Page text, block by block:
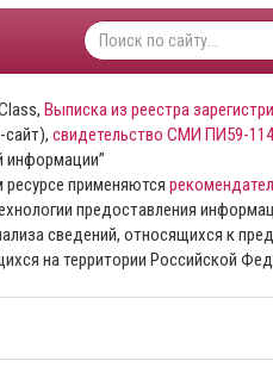
Выписка из реестра
сайт), свидетельство СМИ ПИ59-
информации”
применяются
предоставления
сведений, относящихся к
на территории Российской